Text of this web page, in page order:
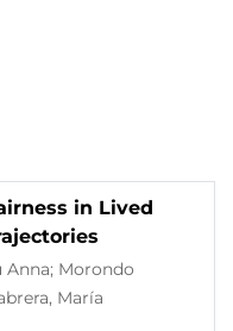
in Lived
Anna; Morondo
María